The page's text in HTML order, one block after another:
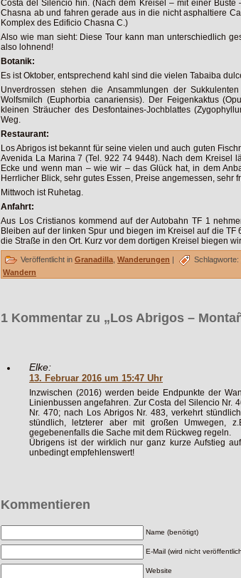
Costa del Silencio hin. (Nach dem Kreisel – mit einer
Chasna ab und fahren gerade aus in die nicht asphaltiere
Komplex des Edificio Chasna C.)
Also wie man sieht: Diese Tour kann man unterschiedlich
also lohnend!
Botanik:
Es ist Oktober, entsprechend kahl sind die vielen Tabaiba
Unverdrossen stehen die Ansammlungen der
Wolfsmilch (Euphorbia canariensis). Der Feigenkaktus
kleinen Sträucher des Desfontaines-Jochblattes
Weg.
Restaurant:
Los Abrigos ist bekannt für seine vielen und auch guten
Avenida La Marina 7 (Tel. 922 74 9448). Nach dem Kreisel
Ecke und wenn man – wie wir – das Glück hat, in dem
Herrlicher Blick, sehr gutes Essen, Preise angemessen, sehr
Mittwoch ist Ruhetag.
Anfahrt:
Aus Los Cristianos kommend auf der Autobahn TF 1
Bleiben auf der linken Spur und biegen im Kreisel auf die
die Straße in den Ort. Kurz vor dem dortigen Kreisel biegen
Veröffentlicht in Granadilla Wanderungen | Schlagworte:
Wandern
1 Kommentar zu „Los Abrigos –
Elke:
13. Februar 2016 um 15:47 Uhr
Inzwischen (2016) werden beide Endpunkte der
Linienbussen angefahren. Zur Costa del Silencio Nr.
Nr. 470; nach Los Abrigos Nr. 483, verkehrt
stündlich, letzterer aber mit großen Umwegen,
gegebenenfalls die Sache mit dem Rückweg regeln.
Übrigens ist der wirklich nur ganz kurze Aufstieg
unbedingt empfehlenswert!
Kommentieren
Name (benötigt)
E-Mail (wird nicht
Website